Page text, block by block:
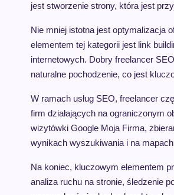
jest stworzenie strony, która jest
Nie mniej istotna jest optymalizacja
elementem tej kategorii jest link
internetowych. Dobry freelancer
naturalne pochodzenie, co jest
W ramach usług SEO, freelancer
firm działających na ograniczonym
wizytówki Google Moja Firma,
wynikach wyszukiwania i na
Na koniec, kluczowym elementem
analiza ruchu na stronie, śledzenie